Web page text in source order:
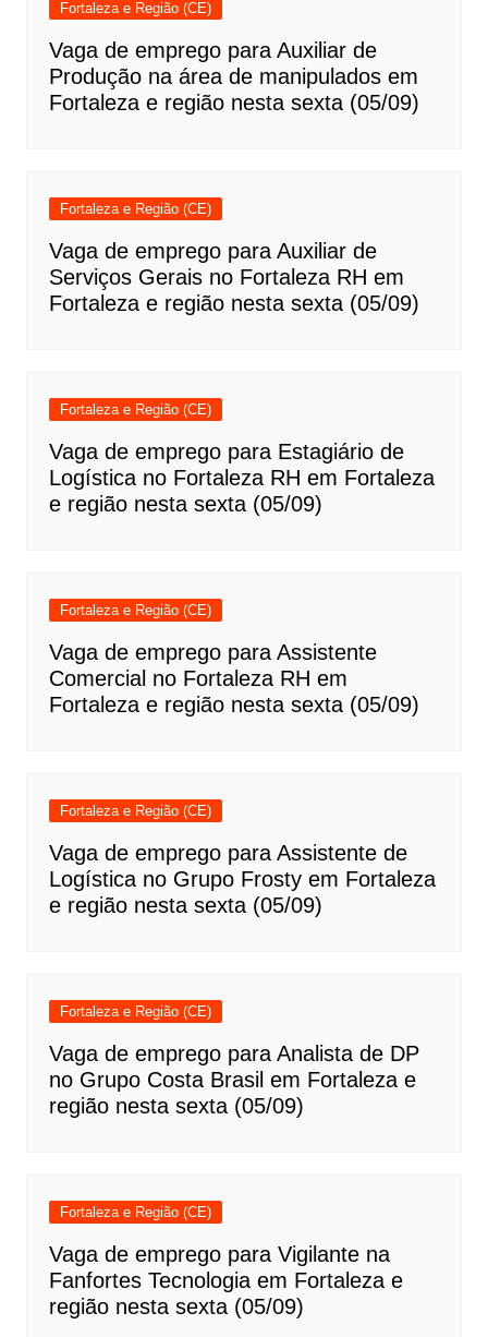
Fortaleza e Região (CE)
Vaga de emprego para Auxiliar de
Produção na área de manipulados em
Fortaleza e região nesta sexta (05/09)
Fortaleza e Região (CE)
Vaga de emprego para Auxiliar de
Serviços Gerais no Fortaleza RH em
Fortaleza e região nesta sexta (05/09)
Fortaleza e Região (CE)
Vaga de emprego para Estagiário de
Logística no Fortaleza RH em Fortaleza
e região nesta sexta (05/09)
Fortaleza e Região (CE)
Vaga de emprego para Assistente
Comercial no Fortaleza RH em
Fortaleza e região nesta sexta (05/09)
Fortaleza e Região (CE)
Vaga de emprego para Assistente de
Logística no Grupo Frosty em Fortaleza
e região nesta sexta (05/09)
Fortaleza e Região (CE)
Vaga de emprego para Analista de DP
no Grupo Costa Brasil em Fortaleza e
região nesta sexta (05/09)
Fortaleza e Região (CE)
Vaga de emprego para Vigilante na
Fanfortes Tecnologia em Fortaleza e
região nesta sexta (05/09)